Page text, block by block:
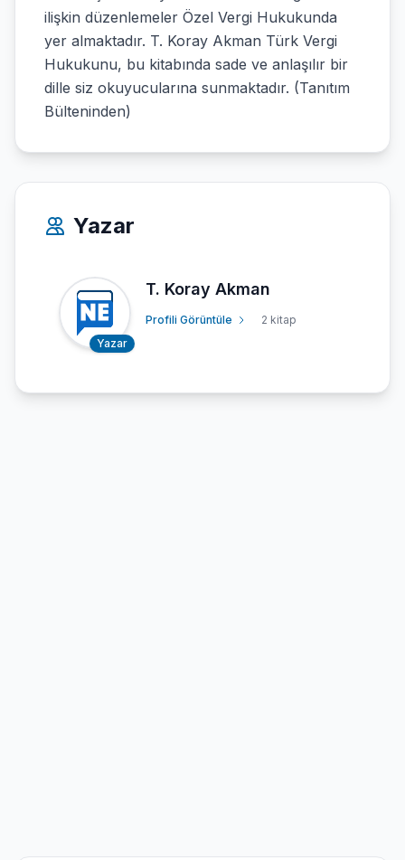
ilişkin düzenlemeler Özel Vergi Hukukunda
yer almaktadır. T. Koray Akman Türk Vergi
Hukukunu, bu kitabında sade ve anlaşılır bir
dille siz okuyucularına sunmaktadır. (Tanıtım
Bülteninden)
Yazar
Yazar
T. Koray Akman
Profili Görüntüle 2 kitap